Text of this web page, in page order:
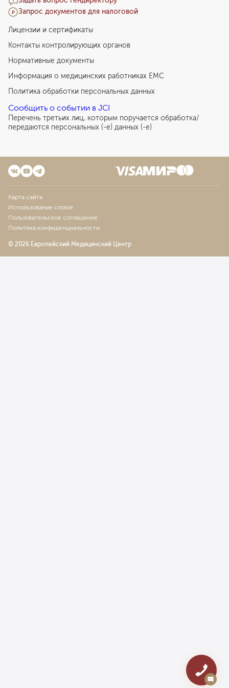
Запрос документов для налоговой
Лицензии и сертификаты
Контакты контролирующих органов
Нормативные документы
Информация о медицинских работниках EMC
Политика обработки персональных данных
Сообщить о событии в JCI
Перечень третьих лиц, которым поручается обработка/
передаются персональных (-е) данных (-е)
Карта сайта
Использование cookie
Пользовательское соглашение
Политика конфиденциальности
© 2026 Европейский Медицинский Центр